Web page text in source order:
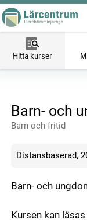
Hitta kurser
Barn- och
Barn och fritid
Distansbaserad,
Barn- och
Kursen kan